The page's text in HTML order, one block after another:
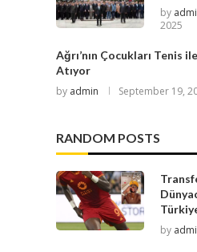
by
2025
Ağrı’nın Çocukları Tenis
Atıyor
by admin September 19,
RANDOM POSTS
by